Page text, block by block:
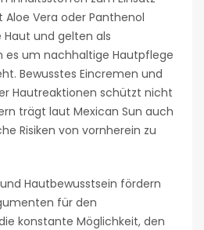
Vera oder Panthenol
und gelten als
es um nachhaltige Hautpflege
Bewusstes Eincremen und
Hautreaktionen schützt nicht
trägt laut Mexican Sun auch
Risiken von vornherein zu
Hautbewusstsein fördern
für den
konstante Möglichkeit, den